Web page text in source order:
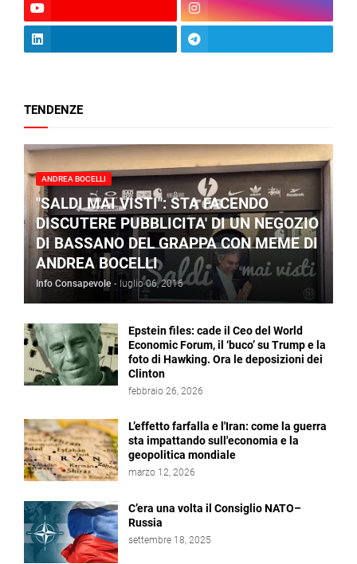
TENDENZE
ANDREA BOCELLI
"SALDI MAI VISTI": STA FACENDO
DISCUTERE PUBBLICITA' DI UN NEGOZIO
DI BASSANO DEL GRAPPA CON MEME DI
ANDREA BOCELLI
Info Consapevole - luglio 06, 2016
Epstein files: cade il Ceo del World
Economic Forum, il ‘buco’ su Trump e la
foto di Hawking. Ora le deposizioni dei
Clinton
febbraio 26, 2026
L’effetto farfalla e l'Iran: come la guerra
sta impattando sull'economia e la
geopolitica mondiale
marzo 12, 2026
C’era una volta il Consiglio NATO–
Russia
settembre 18, 2025